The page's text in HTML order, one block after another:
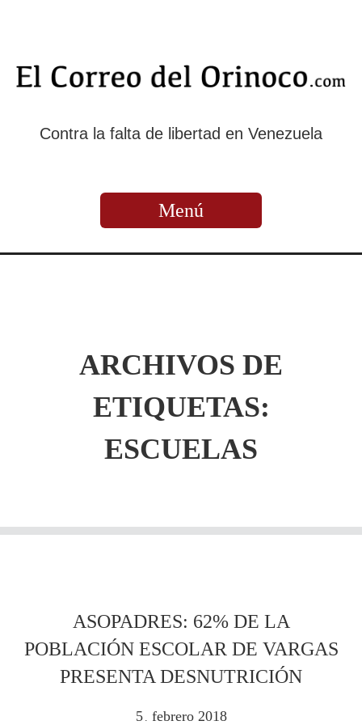
Contra la falta de libertad en Venezuela
Menú
ARCHIVOS DE
ETIQUETAS:
ESCUELAS
ASOPADRES: 62% DE LA
POBLACIÓN ESCOLAR DE VARGAS
PRESENTA DESNUTRICIÓN
5 . febrero 2018